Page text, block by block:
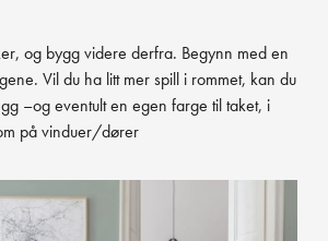
og bygg videre derfra. Begynn med en
Vil du ha litt mer spill i rommet, kan du
–og eventult en egen farge til taket, i
på vinduer/dører